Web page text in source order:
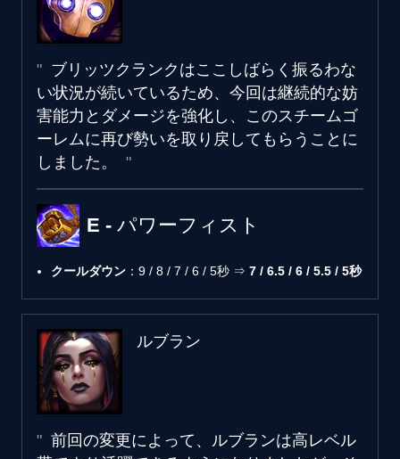
ブリッツクランクはここしばらく振るわな
い状況が続いているため、今回は継続的な妨
害能力とダメージを強化し、このスチームゴ
ーレムに再び勢いを取り戻してもらうことに
しました。
E - パワーフィスト
クールダウン ：9 / 8 / 7 / 6 / 5秒 ⇒ 7 / 6.5 / 6 / 5.5 / 5秒
ルブラン
前回の変更によって、ルブランは高レベル